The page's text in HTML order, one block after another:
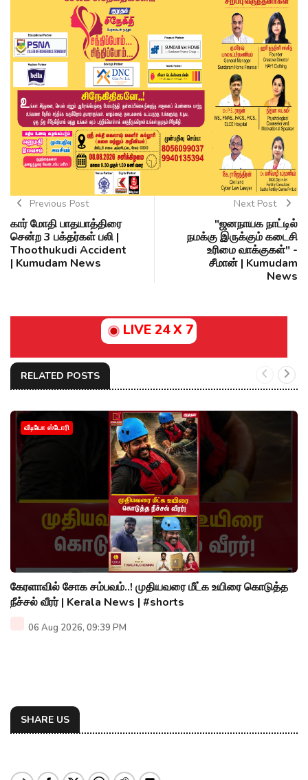
Previous Post
கார் மோதி பாதயாத்திரை
சென்ற 3 பக்தர்கள் பலி |
Thoothukudi Accident
| Kumudam News
Next Post
"ஜனநாயக நாட்டில்
நமக்கு இருக்கும் கடைசி
உரிமை வாக்குகள்" -
சீமான் | Kumudam
News
LIVE 24 X 7
RELATED POSTS
வீடியோ ஸ்டோரி
கேரளாவில் சோக சம்பவம்..! முதியவரை மீட்க உயிரை கொடுத்த
நீச்சல் வீரர் | Kerala News | #shorts
06 Aug 2026, 09:39 PM
SHARE US